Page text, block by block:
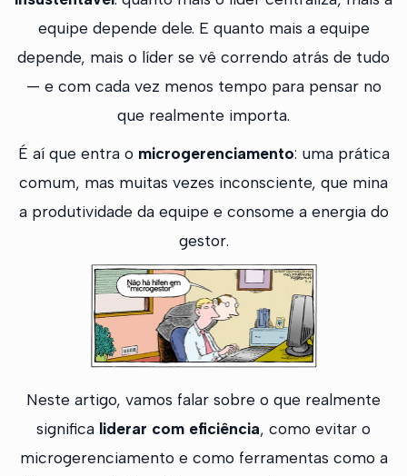
equipe depende dele. E quanto mais a equipe
depende, mais o líder se vê correndo atrás de tudo
— e com cada vez menos tempo para pensar no
que realmente importa.
É aí que entra o microgerenciamento: uma prática
comum, mas muitas vezes inconsciente, que mina
a produtividade da equipe e consome a energia do
gestor.
Neste artigo, vamos falar sobre o que realmente
significa liderar com eficiência, como evitar o
microgerenciamento e como ferramentas como a